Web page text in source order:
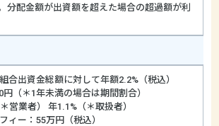
分配金額が出資額を超えた場合の超過額が利
合出資金総額に対して年額2.2%（税込）
（＊1年未満の場合は期間割合）
営業者） 年1.1%（＊取扱者）
ィー：55万円（税込）